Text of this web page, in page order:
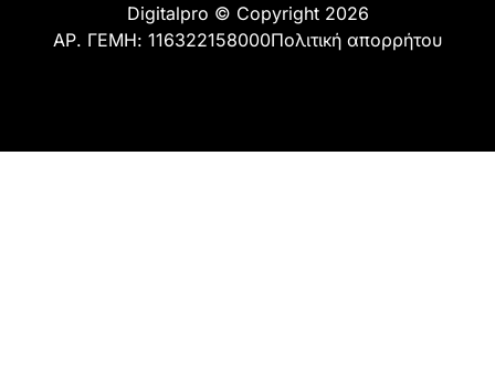
Digitalpro © Copyright 2026
ΑΡ. ΓΕΜΗ: 116322158000Πολιτική απορρήτου